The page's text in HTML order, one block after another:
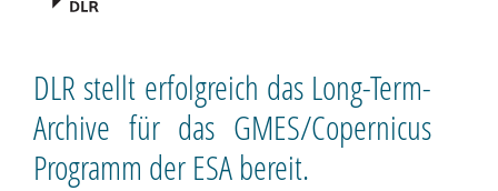
DLR stellt erfolgreich das Long-Term-
Archive für das GMES/Copernicus
Programm der ESA bereit.